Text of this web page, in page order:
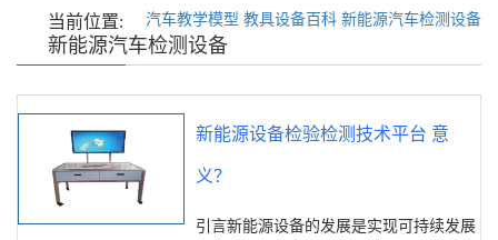
单
当前位置: 汽车教学模型 教具设备百科 新能源汽车检测设备
新能源汽车检测设备
新能源设备检验检测技术平台 意
义？
引言新能源设备的发展是实现可持续发展